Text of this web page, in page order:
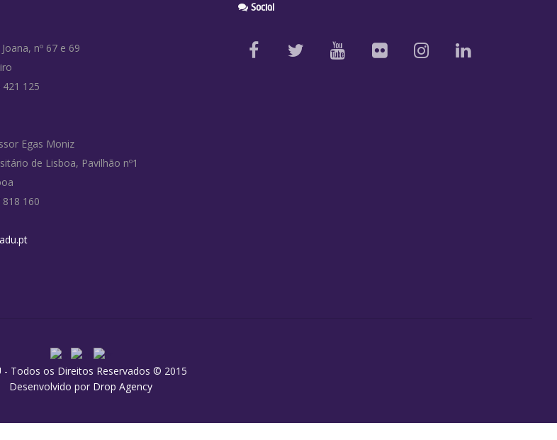
nº 67 e 69
125
Egas Moniz
de Lisboa, Pavilhão nº1
160
Social
- Todos os Direitos Reservados © 2015
Desenvolvido por Drop Agency